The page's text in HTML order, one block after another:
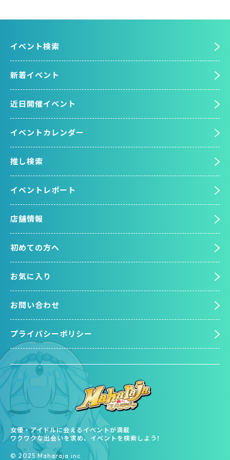
女優・アイドルに会えるイベントが満載
ワクワクな出会いを求め、イベントを検索しよう!
©︎ 2025 Maharaja inc.
イベント検索
新着イベント
近日開催イベント
イベントカレンダー
推し検索
イベントレポート
店舗情報
初めての方へ
お気に入り
お問い合わせ
プライバシーポリシー